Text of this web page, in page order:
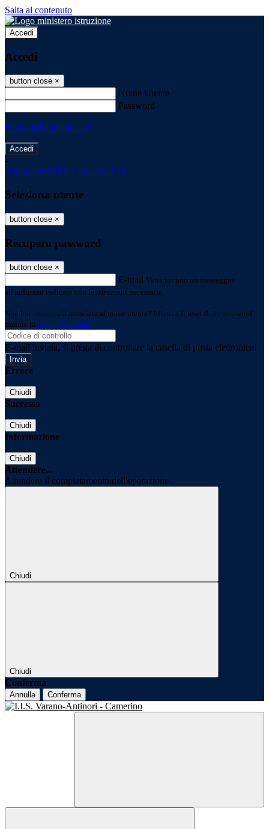
Salta al contenuto
Accedi
Accedi
button close ×
Nome Utente
Password
Password dimenticata?
-
Entra con SPID Entra con CIE
Seleziona utente
button close ×
Recupero password
button close ×
E-mail Verrà inviato un messaggio
all'indirizzo indicato con le istruzioni necessarie.
Non hai una e-mail associata al nome utente? Effettua il reset della password
tramite la Login Spaggiari
E-mail inviata, si prega di controllare la casella di posta elettronica!
Errore
Chiudi
Successo
Chiudi
Informazione
Chiudi
Attendere...
Attendere il completamento dell'operazione...
Chiudi
Chiudi
Conferma
Annulla Conferma